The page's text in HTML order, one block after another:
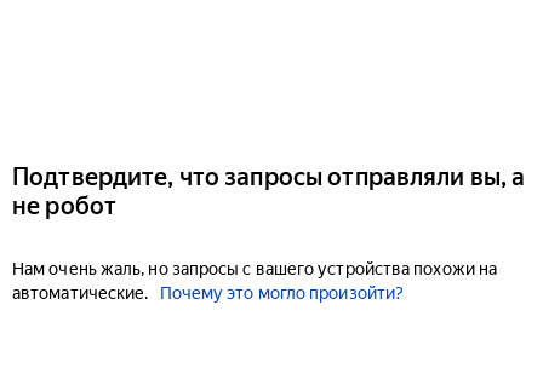
Подтвердите, что запросы отправляли вы, а
не робот
Нам очень жаль, но запросы с вашего устройства похожи на
автоматические.
Почему это могло произойти?